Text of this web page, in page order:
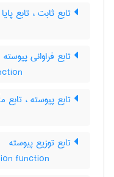
تابع ثابت ، تابع پایا
تابع فراوانی پیوسته
تابع پیوسته ،
تابع توزیع پیوسته
function